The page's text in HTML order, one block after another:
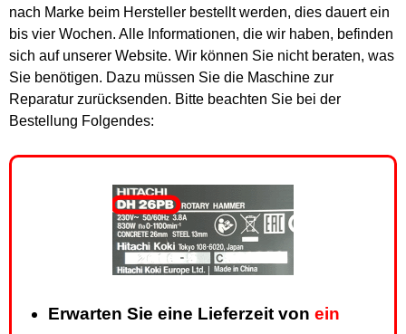
nach Marke beim Hersteller bestellt werden, dies dauert ein
bis vier Wochen. Alle Informationen, die wir haben, befinden
sich auf unserer Website. Wir können Sie nicht beraten, was
Sie benötigen. Dazu müssen Sie die Maschine zur
Reparatur zurücksenden. Bitte beachten Sie bei der
Bestellung Folgendes:
Erwarten Sie eine Lieferzeit von ein